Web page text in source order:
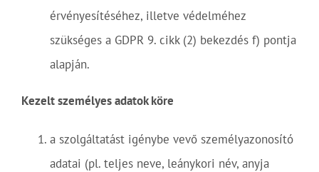
érvényesítéséhez, illetve védelméhez
szükséges a GDPR 9. cikk (2) bekezdés f) pontja
alapján.
Kezelt személyes adatok köre
a szolgáltatást igénybe vevő személyazonosító
adatai (pl. teljes neve, leánykori név, anyja